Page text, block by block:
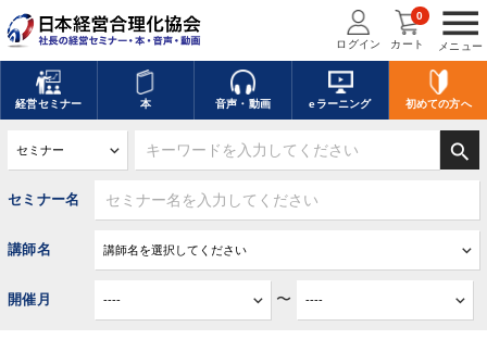
menu
メニュー
ログイン カート
0
経営セミナー 本 音声・動画 eラーニング 初めての方へ
search
セミナー名
講師名
開催月 〜